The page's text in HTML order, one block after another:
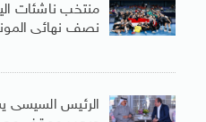
منتخب ناشئات
نصف نهائى
الرئيس السيسى